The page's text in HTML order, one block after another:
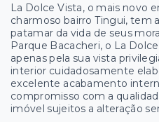
La Dolce Vista, o mais novo
charmoso bairro Tingui, tem
patamar da vida de seus
Parque Bacacheri, o La
apenas pela sua vista
interior cuidadosamente
excelente acabamento
compromisso com a
imóvel sujeitos a alteração